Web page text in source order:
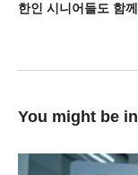
You might be